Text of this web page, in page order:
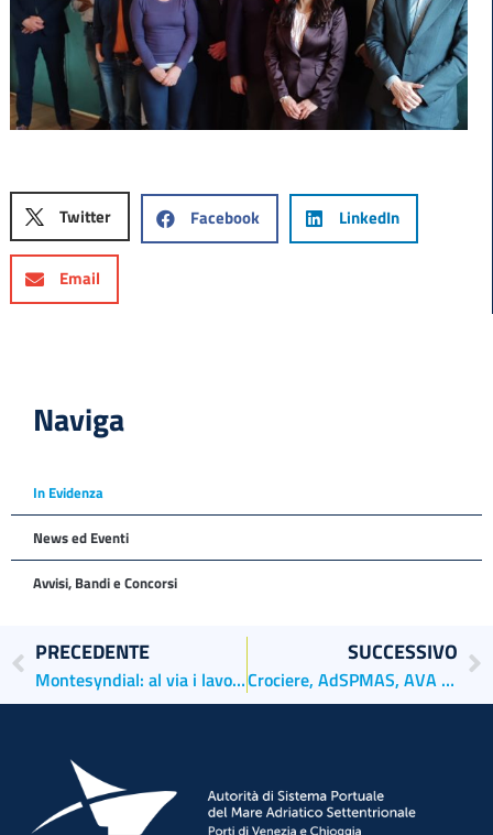
Twitter Facebook LinkedIn
Email
Naviga
In Evidenza
News ed Eventi
Avvisi, Bandi e Concorsi
PRECEDENTE
Montesyndial: al via i lavori per la realizzazione del futuro terminal container
SUCCESSIVO
Crociere, AdSPMAS, AVA e CFLI avviano una partnership formativa per migliorare l’offerta delle città porto di Venezia e Chioggia